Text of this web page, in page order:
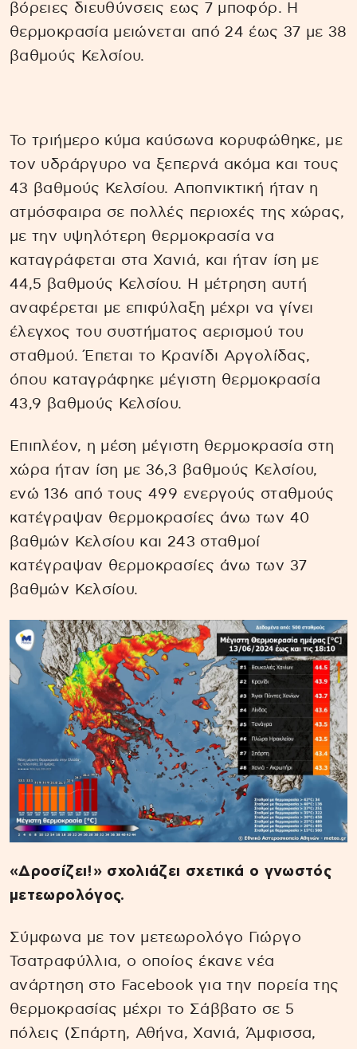
βόρειες διευθύνσεις εως 7 μποφόρ. Η
θερμοκρασία μειώνεται από 24 έως 37 με 38
βαθμούς Κελσίου.
Το τριήμερο κύμα καύσωνα κορυφώθηκε, με
τον υδράργυρο να ξεπερνά ακόμα και τους
43 βαθμούς Κελσίου. Αποπνικτική ήταν η
ατμόσφαιρα σε πολλές περιοχές της χώρας,
με την υψηλότερη θερμοκρασία να
καταγράφεται στα Χανιά, και ήταν ίση με
44,5 βαθμούς Κελσίου. Η μέτρηση αυτή
αναφέρεται με επιφύλαξη μέχρι να γίνει
έλεγχος του συστήματος αερισμού του
σταθμού. Έπεται το Κρανίδι Αργολίδας,
όπου καταγράφηκε μέγιστη θερμοκρασία
43,9 βαθμούς Κελσίου.
Επιπλέον, η μέση μέγιστη θερμοκρασία στη
χώρα ήταν ίση με 36,3 βαθμούς Κελσίου,
ενώ 136 από τους 499 ενεργούς σταθμούς
κατέγραψαν θερμοκρασίες άνω των 40
βαθμών Κελσίου και 243 σταθμοί
κατέγραψαν θερμοκρασίες άνω των 37
βαθμών Κελσίου.
«Δροσίζει!» σχολιάζει σχετικά ο γνωστός
μετεωρολόγος.
Σύμφωνα με τον μετεωρολόγο Γιώργο
Τσατραφύλλια, ο οποίος έκανε νέα
ανάρτηση στο Facebook για την πορεία της
θερμοκρασίας μέχρι το Σάββατο σε 5
πόλεις (Σπάρτη, Αθήνα, Χανιά, Άμφισσα,